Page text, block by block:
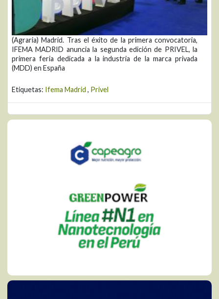
(Agraria) Madrid. Tras el éxito de la primera convocatoria,
IFEMA MADRID anuncia la segunda edición de PRIVEL, la
primera feria dedicada a la industria de la marca privada
(MDD) en España
Etiquetas: Ifema Madrid , Privel